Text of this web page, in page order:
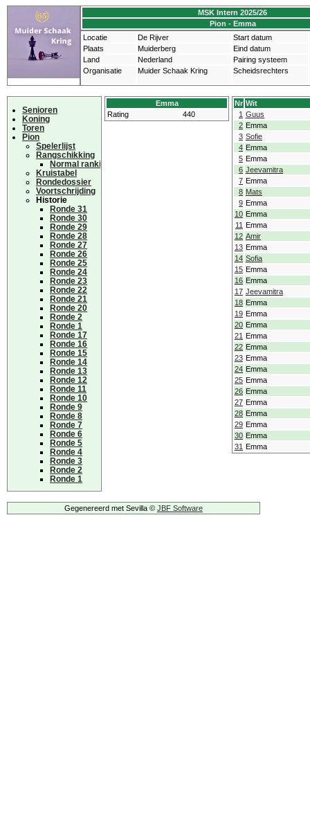
MSK Intern 2025/26
Pion - Emma
Locatie
De Rijver
Start datum
Plaats
Muiderberg
Eind datum
Land
Nederland
Pairing systeem
Organisatie
Muider Schaak Kring Scheidsrechters
Senioren
Koning
Toren
Pion
Spelerlijst
Rangschikking
Normal ranking
Kruistabel
Rondedossier
Voortschrijding
Historie
Ronde 31
Ronde 30
Ronde 29
Ronde 28
Ronde 27
Ronde 26
Ronde 25
Ronde 24
Ronde 23
Ronde 22
Ronde 21
Ronde 20
Ronde 2
Ronde 1
Ronde 17
Ronde 16
Ronde 15
Ronde 14
Ronde 13
Ronde 12
Ronde 11
Ronde 10
Ronde 9
Ronde 8
Ronde 7
Ronde 6
Ronde 5
Ronde 4
Ronde 3
Ronde 2
Ronde 1
Emma
Rating
440
Nr Wit
1 Guus
2 Emma
3 Sofie
4 Emma
5 Emma
6 Jeevamitra
7 Emma
8 Mats
9 Emma
10 Emma
11 Emma
12 Amir
13 Emma
14 Sofia
15 Emma
16 Emma
17 Jeevamitra
18 Emma
19 Emma
20 Emma
21 Emma
22 Emma
23 Emma
24 Emma
25 Emma
26 Emma
27 Emma
28 Emma
29 Emma
30 Emma
31 Emma
Gegenereerd met Sevilla © JBF Software